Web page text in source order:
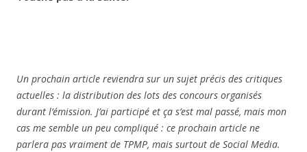
Un prochain article reviendra sur un sujet précis des critiques
actuelles : la distribution des lots des concours organisés
durant l’émission. J’ai participé et ça s’est mal passé, mais mon
cas me semble un peu compliqué : ce prochain article ne
parlera pas vraiment de TPMP, mais surtout de Social Media.